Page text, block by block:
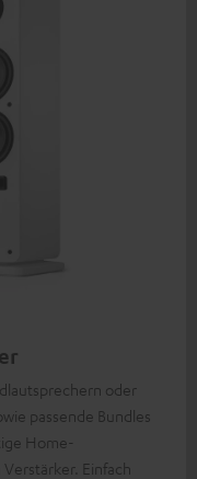
oder
passende Bundles
Home-
Einfach